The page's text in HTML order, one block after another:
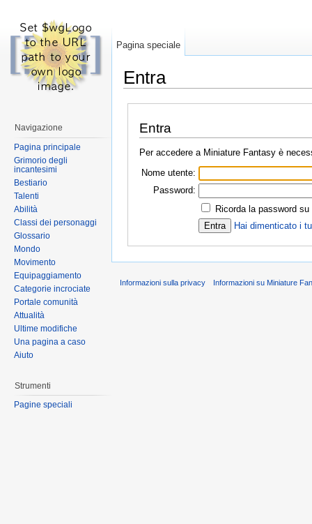
Entra
Entra
Per accedere a Miniature Fantasy è
Nome utente:
Password:
Ricorda la password
Hai dimenticato i
Pagina speciale
Navigazione
Pagina principale
Grimorio degli
incantesimi
Bestiario
Talenti
Abilità
Classi dei personaggi
Glossario
Mondo
Movimento
Equipaggiamento
Categorie incrociate
Portale comunità
Attualità
Ultime modifiche
Una pagina a caso
Aiuto
Strumenti
Pagine speciali
Informazioni sulla privacy Informazioni su Miniature